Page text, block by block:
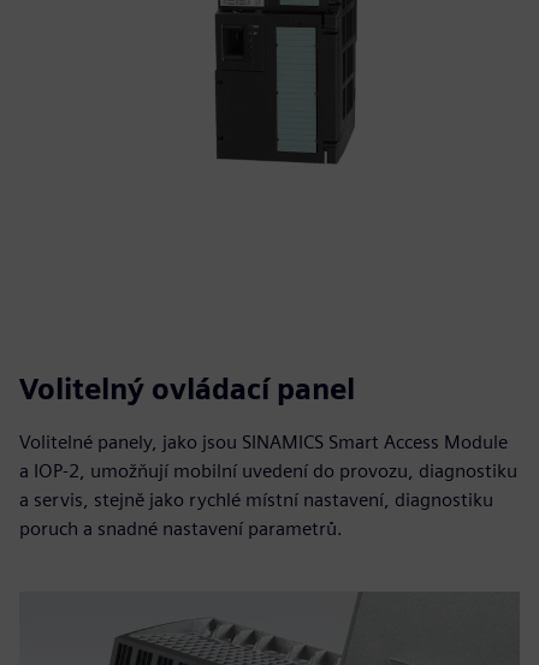
Volitelný ovládací panel
Volitelné panely, jako jsou SINAMICS Smart Access Module
a IOP-2, umožňují mobilní uvedení do provozu, diagnostiku
a servis, stejně jako rychlé místní nastavení, diagnostiku
poruch a snadné nastavení parametrů.